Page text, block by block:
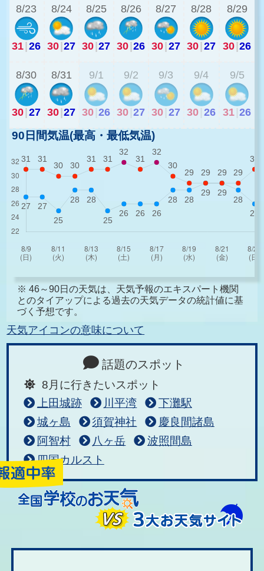
8/23
31|26
8/24
30|27
8/25
30|27
8/26
30|26
8/27
30|27
8/28
30|27
8/29
30|26
8/30
30|27
8/31
30|27
9/1
30 26
9/2
30 27
9/3
30 27
9/4
30 26
9/5
31 26
90日間気温(最高・最低気温)
※ 46～90日の天気は、天気予報のエキスパート機関
とのタイアップによる過去の天気データの統計値に基
づく予想です。
天気アイコンの意味について
話題のスポット
8月に行きたいスポット
上田城跡
川平湾
下灘駅
城ヶ島
須賀神社
慶良間諸島
阿智村
八ヶ岳
波照間島
四国カルスト